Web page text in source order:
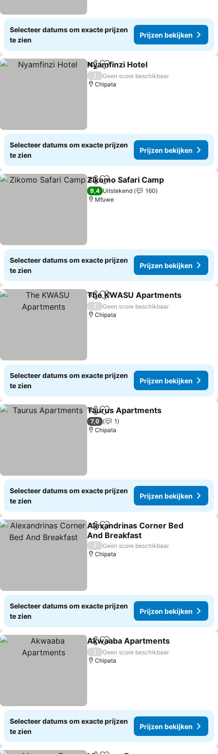
Selecteer datums om exacte prijzen
te zien
Prijzen bekijken
DelenToevoegen aan favorieten
Nyamfinzi Hotel
/
Geen score beschikbaar
Chipata
Selecteer datums om exacte prijzen
te zien
Prijzen bekijken
DelenToevoegen aan favorieten
Zikomo Safari Camp
9,4 Uitstekend
160
Mfuwe
Selecteer datums om exacte prijzen
te zien
Prijzen bekijken
DelenToevoegen aan favorieten
The KWASU Apartments
/
Geen score beschikbaar
Chipata
Selecteer datums om exacte prijzen
te zien
Prijzen bekijken
DelenToevoegen aan favorieten
Taurus Apartments
7,0
1
Chipata
Selecteer datums om exacte prijzen
te zien
Prijzen bekijken
DelenToevoegen aan favorieten
Alexandrinas Corner Bed
And Breakfast
Prijzen bekijken
/
Geen score beschikbaar
Chipata
Selecteer datums om exacte prijzen
te zien
Prijzen bekijken
DelenToevoegen aan favorieten
Akwaaba Apartments
/
Geen score beschikbaar
Chipata
Selecteer datums om exacte prijzen
te zien
Prijzen bekijken